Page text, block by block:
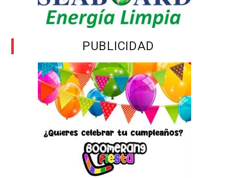
PUBLICIDAD